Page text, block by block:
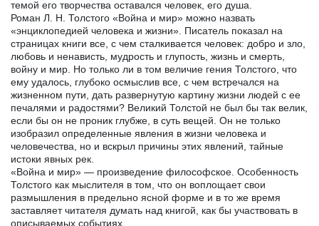
темой его творчества оставался человек, его душа.
Роман Л. Н. Толстого «Война и мир» можно назвать
«энциклопедией человека и жизни». Писатель показал на
страницах книги все, с чем сталкивается человек: добро и зло,
любовь и ненависть, мудрость и глупость, жизнь и смерть,
войну и мир. Но только ли в том величие гения Толстого, что
ему удалось, глубоко осмыслив все, с чем встречался на
жизненном пути, дать развернутую картину жизни людей с ее
печалями и радостями? Великий Толстой не был бы так велик,
если бы он не проник глубже, в суть вещей. Он не только
изобразил определенные явления в жизни человека и
человечества, но и вскрыл причины этих явлений, тайные
истоки явных рек.
«Война и мир» — произведение философское. Особенность
Толстого как мыслителя в том, что он воплощает свои
размышления в предельно ясной форме и в то же время
заставляет читателя думать над книгой, как бы участвовать в
описываемых событиях.